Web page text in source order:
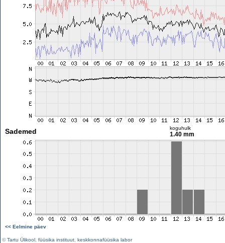
Sademed koguhulk
1.40 mm
<< Eelmine päev
©Tartu Ülikool füüsika instituut keskkonnafüüsika labor